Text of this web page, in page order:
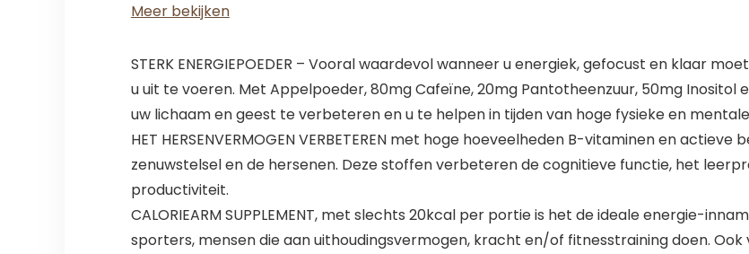
Meer bekijken
STERK ENERGIEPOEDER – Vooral waardevol wanneer u energiek, gefocust en klaar
u uit te voeren. Met Appelpoeder, 80mg Cafeïne, 20mg Pantotheenzuur, 50mg Inositol
uw lichaam en geest te verbeteren en u te helpen in tijden van hoge fysieke en
HET HERSENVERMOGEN VERBETEREN met hoge hoeveelheden B-vitaminen en
zenuwstelsel en de hersenen. Deze stoffen verbeteren de cognitieve functie, het
productiviteit.
CALORIEARM SUPPLEMENT, met slechts 20kcal per portie is het de ideale energie-
sporters, mensen die aan uithoudingsvermogen, kracht en/of fitnesstraining doen.